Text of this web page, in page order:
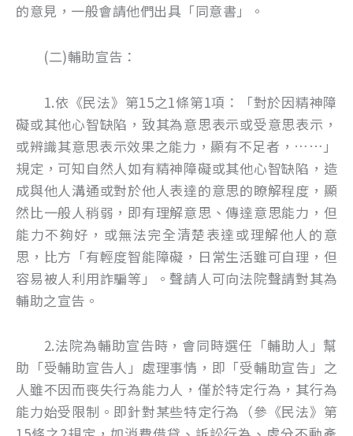
的意見，一般會請他們出具「同意書」。
(二)輔助宣告：
1.依《民法》第15之1條第1項：「對於因精神障
礙或其他心智缺陷，致其為意思表示或受意思表示，
或辨識其意思表示效果之能力，顯有不足者，……」
規定，可知自然人如有精神障礙或其他心智缺陷，造
成與他人溝通或對於他人表達的意思的瞭解程度，顯
然比一般人稍弱，即有理解意思、傳達意思能力，但
能力不夠好，或無法完全清楚表達或理解他人的意
思，比方「有輕度智能障礙，日常生活雖可自理，但
容易被人利用詐騙等」。聲請人可向法院聲請對其為
輔助之宣告。
2.法院為輔助宣告時，會同時選任「輔助人」幫
助「受輔助宣告人」處理事情，即「受輔助宣告」之
人雖不因而喪失行為能力人，僅於特定行為，其行為
能力始受限制。即針對某些特定行為（參《民法》第